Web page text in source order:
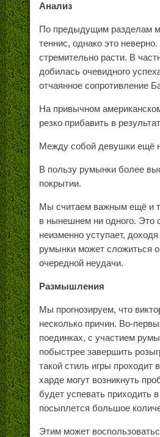
Анализ
По предыдущим разделам
теннис, однако это
стремительно расти. В
добилась очевидного
отчаянное сопротивление
На привычном
резко прибавить в
Между собой девушки ещё
В пользу румынки более
покрытии.
Мы считаем важным ещё и
в нынешнем ни одного. Это
неизменно уступает,
румынки может сложиться
очередной неудачи.
Размышления
Мы прогнозируем, что
несколько причин. Во-
поединках, с участием
побыстрее завершить
такой стиль игры проходит
харде могут возникнуть
будет успевать приходить
посыплется большое
Этим может